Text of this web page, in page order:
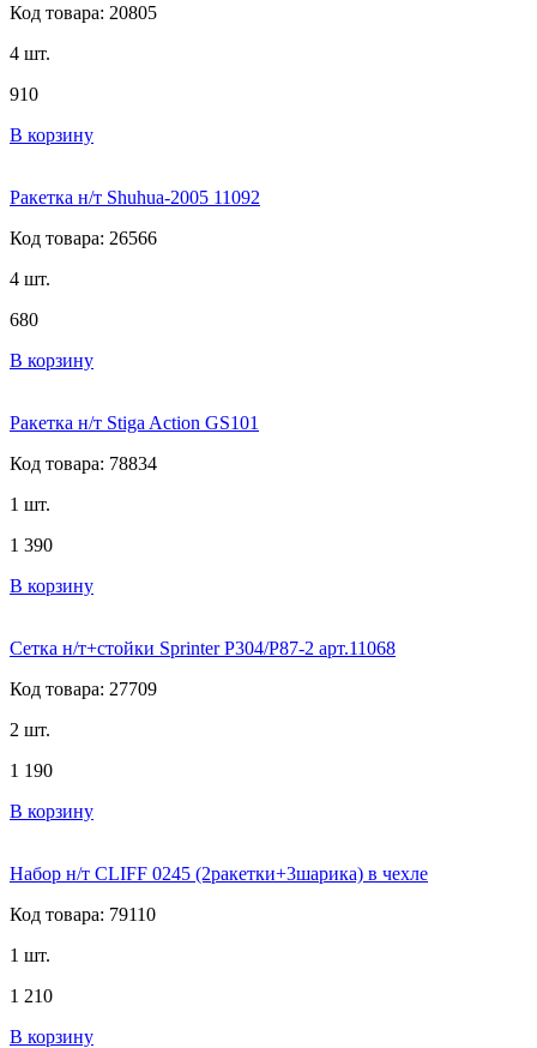
Код товара: 20805
4 шт.
910
В корзину
Ракетка н/т Shuhua-2005 11092
Код товара: 26566
4 шт.
680
В корзину
Ракетка н/т Stiga Action GS101
Код товара: 78834
1 шт.
1 390
В корзину
Сетка н/т+стойки Sprinter P304/P87-2 арт.11068
Код товара: 27709
2 шт.
1 190
В корзину
Набор н/т CLIFF 0245 (2ракетки+3шарика) в чехле
Код товара: 79110
1 шт.
1 210
В корзину